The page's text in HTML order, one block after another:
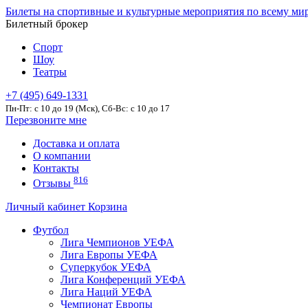
Билеты на спортивные и культурные мероприятия по всему
Билетный брокер
Спорт
Шоу
Театры
+7 (495) 649-1331
Пн-Пт: c 10 до 19 (Мск), Сб-Вс: с 10 до 17
Перезвоните мне
Доставка и оплата
О компании
Контакты
Отзывы 816
Личный кабинет Корзина
Футбол
Лига Чемпионов УЕФА
Лига Европы УЕФА
Суперкубок УЕФА
Лига Конференций УЕФА
Лига Наций УЕФА
Чемпионат Европы